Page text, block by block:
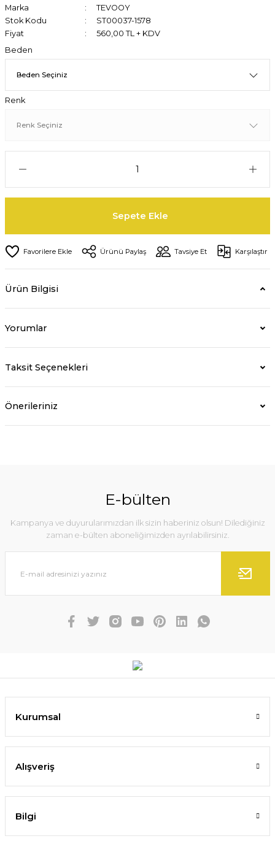
Marka
TEVOOY
Stok Kodu
ST00037-1578
Fiyat
560,00 TL + KDV
Beden
Renk
Sepete Ekle
Ürünü Paylaş Tavsiye Et Karşılaştır
Ürün Bilgisi
Yorumlar
Taksit Seçenekleri
Önerileriniz
E-bülten
Kampanya ve duyurularımızdan ilk sizin haberiniz olsun! Dilediğiniz
zaman e-bülten aboneliğimizden ayrılabilirsiniz.
Kurumsal
Alışveriş
Bilgi